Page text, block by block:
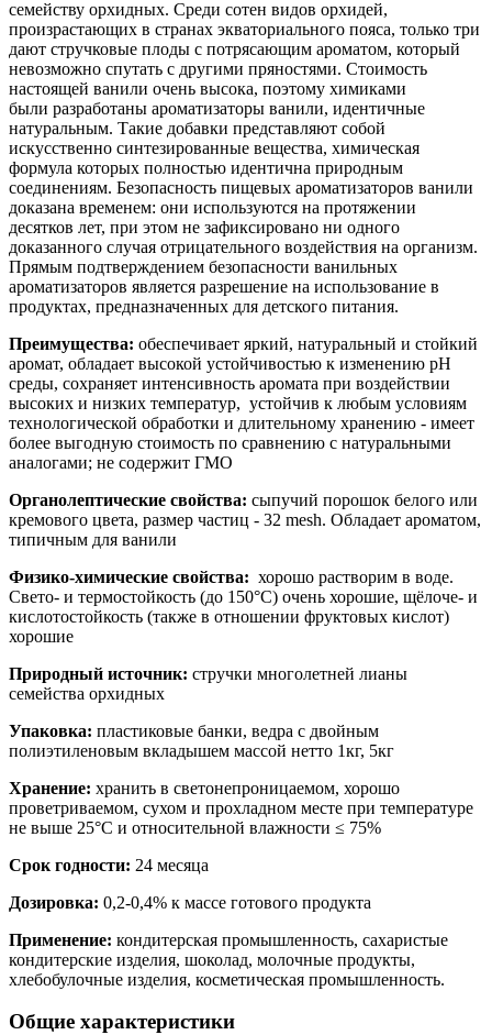
семейству орхидных. Среди сотен видов орхидей,
произрастающих в странах экваториального пояса, только три
дают стручковые плоды с потрясающим ароматом, который
невозможно спутать с другими пряностями. Стоимость
настоящей ванили очень высока, поэтому химиками
были разработаны ароматизаторы ванили, идентичные
натуральным. Такие добавки представляют собой
искусственно синтезированные вещества, химическая
формула которых полностью идентична природным
соединениям. Безопасность пищевых ароматизаторов ванили
доказана временем: они используются на протяжении
десятков лет, при этом не зафиксировано ни одного
доказанного случая отрицательного воздействия на организм.
Прямым подтверждением безопасности ванильных
ароматизаторов является разрешение на использование в
продуктах, предназначенных для детского питания.
Преимущества: обеспечивает яркий, натуральный и стойкий
аромат, обладает высокой устойчивостью к изменению pH
среды, сохраняет интенсивность аромата при воздействии
высоких и низких температур, устойчив к любым условиям
технологической обработки и длительному хранению - имеет
более выгодную стоимость по сравнению с натуральными
аналогами; не содержит ГМО
Органолептические свойства: сыпучий порошок белого или
кремового цвета, размер частиц - 32 mesh. Обладает ароматом,
типичным для ванили
Физико-химические свойства: хорошо растворим в воде.
Свето- и термостойкость (до 150°С) очень хорошие, щёлоче- и
кислотостойкость (также в отношении фруктовых кислот)
хорошие
Природный источник: стручки многолетней лианы
семейства орхидных
Упаковка: пластиковые банки, ведра с двойным
полиэтиленовым вкладышем массой нетто 1кг, 5кг
Хранение: хранить в светонепроницаемом, хорошо
проветриваемом, сухом и прохладном месте при температуре
не выше 25°С и относительной влажности ≤ 75%
Срок годности: 24 месяца
Дозировка: 0,2-0,4% к массе готового продукта
Применение: кондитерская промышленность, сахаристые
кондитерские изделия, шоколад, молочные продукты,
хлебобулочные изделия, косметическая промышленность.
Общие характеристики